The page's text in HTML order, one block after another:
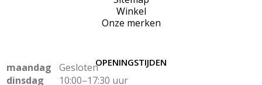
Winkel
Onze merken
OPENINGSTIJDEN
maandag
Gesloten
dinsdag
10:00–17:30 uur